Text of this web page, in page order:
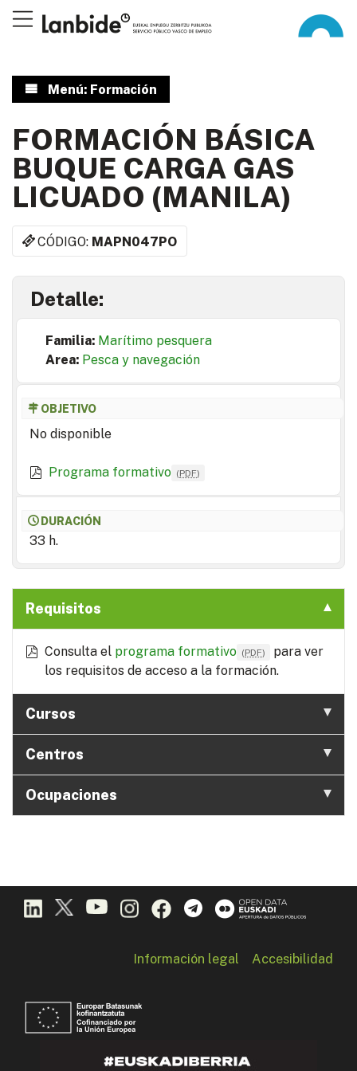
Menú: Formación
FORMACIÓN BÁSICA
BUQUE CARGA GAS
LICUADO (MANILA)
CÓDIGO: MAPN047PO
Detalle:
Familia: Marítimo pesquera
Area: Pesca y navegación
OBJETIVO
No disponible
Programa formativo (PDF)
DURACIÓN
33 h.
Requisitos
Consulta el programa formativo (PDF)
para ver
los requisitos de acceso a la formación.
Cursos
Centros
Ocupaciones
Información legal Accesibilidad